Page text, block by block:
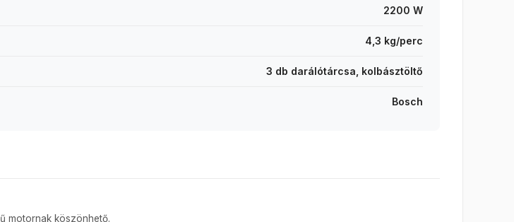
2200 W
4,3 kg/perc
3 db darálótárcsa, kolbásztöltő
Bosch
motornak köszönhető.